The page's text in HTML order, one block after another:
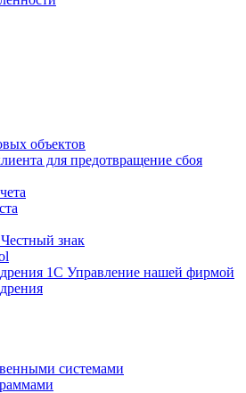
объектов
для предотвращение сбоя
знак
1С Управление нашей фирмой
системами